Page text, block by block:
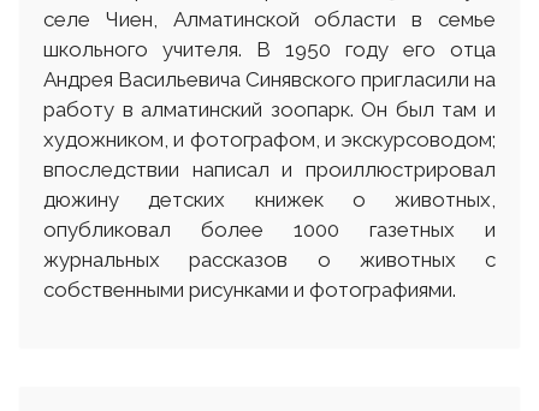
селе Чиен, Алматинской области в семье
школьного учителя. В 1950 году его отца
Андрея Васильевича Синявского пригласили на
работу в алматинский зоопарк. Он был там и
художником, и фотографом, и экскурсоводом;
впоследствии написал и проиллюстрировал
дюжину детских книжек о животных,
опубликовал более 1000 газетных и
журнальных рассказов о животных с
собственными рисунками и фотографиями.